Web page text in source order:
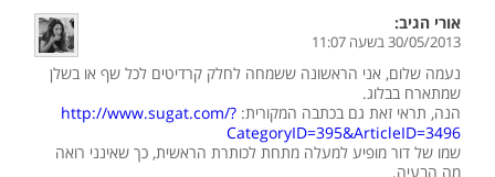
אורי הגיב:
30/05/2013 בשעה 11:07
נעמה שלום, אני הראשונה ששמחה לחלק קרדיטים לכל שף או בשלן
שמתארח בבלוג.
הנה, תראי זאת גם בכתבה המקורית: http://www.sugat.com/?
CategoryID=395&ArticleID=3496
שמו של דור מופיע למעלה מתחת לכותרת הראשית, כך שאינני רואה
מה הבעיה.